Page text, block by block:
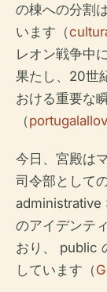
の棟への分割
います（
レオン戦争中
果たし、20世
おける重要な
（
今日、宮殿は
司令部として
administrative
のアイデンテ
おり、 public
しています（